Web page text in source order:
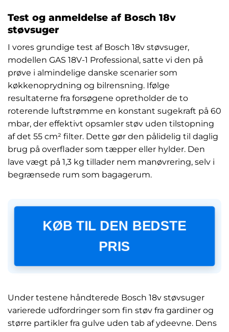
Test og anmeldelse af Bosch 18v
støvsuger
I vores grundige test af Bosch 18v støvsuger,
modellen GAS 18V-1 Professional, satte vi den på
prøve i almindelige danske scenarier som
køkkenoprydning og bilrensning. Ifølge
resultaterne fra forsøgene opretholder de to
roterende luftstrømme en konstant sugekraft på 60
mbar, der effektivt opsamler støv uden tilstopning
af det 55 cm² filter. Dette gør den pålidelig til daglig
brug på overflader som tæpper eller hylder. Den
lave vægt på 1,3 kg tillader nem manøvrering, selv i
begrænsede rum som bagagerum.
KØB TIL DEN BEDSTE
PRIS
Under testene håndterede Bosch 18v støvsuger
varierede udfordringer som fin støv fra gardiner og
større partikler fra gulve uden tab af ydeevne. Dens